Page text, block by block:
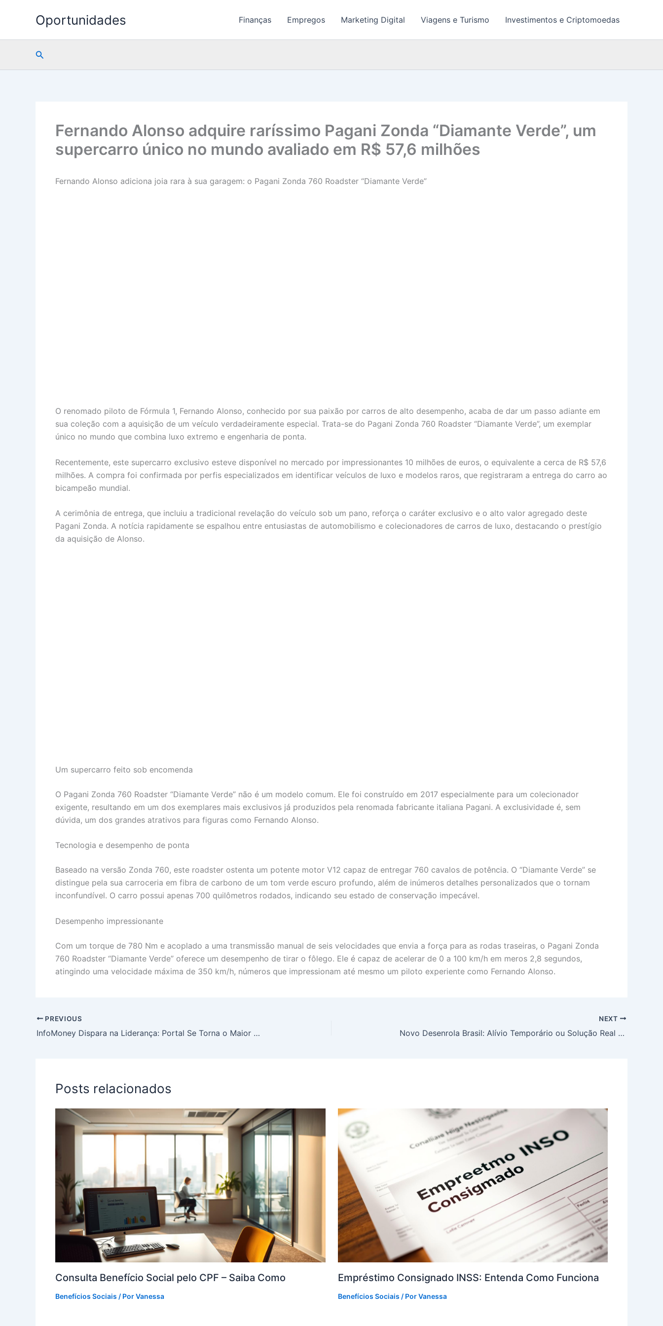
Oportunidades Finanças Empregos Marketing Digital Viagens e Turismo Investimentos e Criptomoedas
Pesquisar
Fernando Alonso adquire raríssimo Pagani Zonda “Diamante Verde”, um
supercarro único no mundo avaliado em R$ 57,6 milhões
Fernando Alonso adiciona joia rara à sua garagem: o Pagani Zonda 760 Roadster “Diamante Verde”
O renomado piloto de Fórmula 1, Fernando Alonso, conhecido por sua paixão por carros de alto desempenho, acaba de dar um passo adiante em
sua coleção com a aquisição de um veículo verdadeiramente especial. Trata-se do Pagani Zonda 760 Roadster “Diamante Verde”, um exemplar
único no mundo que combina luxo extremo e engenharia de ponta.
Recentemente, este supercarro exclusivo esteve disponível no mercado por impressionantes 10 milhões de euros, o equivalente a cerca de R$ 57,6
milhões. A compra foi confirmada por perfis especializados em identificar veículos de luxo e modelos raros, que registraram a entrega do carro ao
bicampeão mundial.
A cerimônia de entrega, que incluiu a tradicional revelação do veículo sob um pano, reforça o caráter exclusivo e o alto valor agregado deste
Pagani Zonda. A notícia rapidamente se espalhou entre entusiastas de automobilismo e colecionadores de carros de luxo, destacando o prestígio
da aquisição de Alonso.
Um supercarro feito sob encomenda
O Pagani Zonda 760 Roadster “Diamante Verde” não é um modelo comum. Ele foi construído em 2017 especialmente para um colecionador
exigente, resultando em um dos exemplares mais exclusivos já produzidos pela renomada fabricante italiana Pagani. A exclusividade é, sem
dúvida, um dos grandes atrativos para figuras como Fernando Alonso.
Tecnologia e desempenho de ponta
Baseado na versão Zonda 760, este roadster ostenta um potente motor V12 capaz de entregar 760 cavalos de potência. O “Diamante Verde” se
distingue pela sua carroceria em fibra de carbono de um tom verde escuro profundo, além de inúmeros detalhes personalizados que o tornam
inconfundível. O carro possui apenas 700 quilômetros rodados, indicando seu estado de conservação impecável.
Desempenho impressionante
Com um torque de 780 Nm e acoplado a uma transmissão manual de seis velocidades que envia a força para as rodas traseiras, o Pagani Zonda
760 Roadster “Diamante Verde” oferece um desempenho de tirar o fôlego. Ele é capaz de acelerar de 0 a 100 km/h em meros 2,8 segundos,
atingindo uma velocidade máxima de 350 km/h, números que impressionam até mesmo um piloto experiente como Fernando Alonso.
PREVIOUS
InfoMoney Dispara na Liderança: Portal Se Torna o Maior Ponto de Partida na Jornada Digital do Investidor Brasileiro Segundo Similarweb
NEXT
Novo Desenrola Brasil: Alívio Temporário ou Solução Real para Dívidas Familiares? XP Analisa Impacto e PIB
Posts relacionados
Consulta Benefício Social pelo CPF – Saiba Como
Benefícios Sociais / PorVanessa
Empréstimo Consignado INSS: Entenda Como Funciona
Benefícios Sociais / PorVanessa